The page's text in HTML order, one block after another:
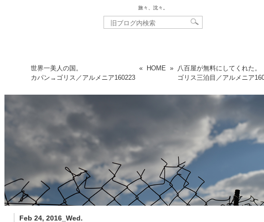
旅々、沈々。
世界一美人の国。
カパン→ゴリス／アルメニア160223
« HOME » 八百屋が無料にしてくれた。
ゴリス三泊目／アルメニア
Feb 24, 2016_Wed.